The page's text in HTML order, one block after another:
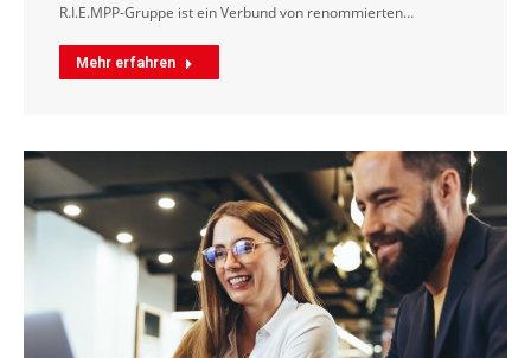
R.I.E.MPP-Gruppe ist ein Verbund von renommierten…
Mehr erfahren